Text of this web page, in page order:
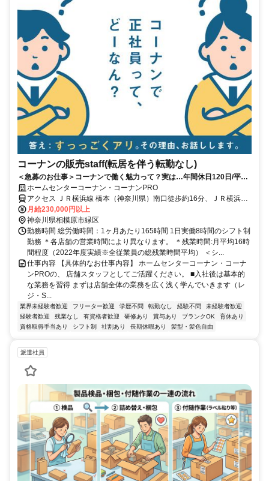
コーナンの販売staff(転居を伴う転勤なし)
＜急募のお仕事＞コーナンで働く魅力って？実は…年間休日120日/平均
残業14時間！
ホームセンターコーナン・コーナンPRO
アクセス ＪＲ横浜線 橋本（神奈川県）南口徒歩約16分、ＪＲ横浜線
橋本（神奈川県）南口徒歩約16分、ＪＲ横浜線 橋本（神奈川県）南
口徒歩約16分 【重要】地域限定職の配属について：ご自身の自宅か
ら片道90分圏内の店舗へ配属となります。本求人の勤務地への配属は
確約できませんのでご了承ください。
月給230,000円以上
神奈川県相模原市緑区
勤務時間 総労働時間：1ヶ月あたり165時間 1日実働8時間のシフト制
勤務 ＊各店舗の営業時間により異なります。 ＊残業時間:月平均16時
間程度（2022年度実績※全従業員の総残業時間平均） ＜シ...
仕事内容 【具体的なお仕事内容】 ホームセンターコーナン・コーナ
ンPROの、 店舗スタッフとしてご活躍ください。 ■入社後は基本的
な業務を習得 まずは店舗全体の業務を広く浅く学んでいきます（レ
ジ・S...
業界未経験者歓迎 フリーター歓迎 学歴不問 転勤なし 経験不問
未経験者歓迎
経験者歓迎
残業なし 有資格者歓迎 研修あり 賞与あり ブランクOK
育休あり
資格取得手当あり
シフト制 社割あり 長期休暇あり 髪型・髪色自由
派遣社員